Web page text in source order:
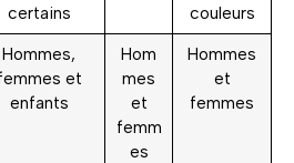
certains
couleurs
Hommes,
et
enfants
Hom
mes
et
femm
es
Hommes
et
femmes